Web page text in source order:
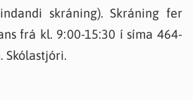
skráning). Skráning fer
frá kl. 9:00-15:30 í síma 464-
Skólastjóri.